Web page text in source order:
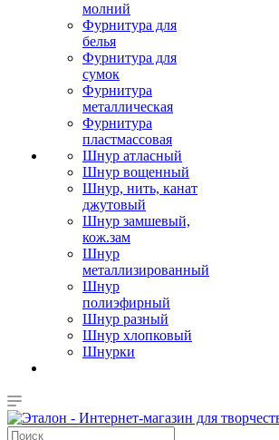
молний
Фурнитура для
белья
Фурнитура для
сумок
Фурнитура
металлическая
Фурнитура
пластмассовая
Шнур атласный
Шнур вощенный
Шнур, нить, канат
джутовый
Шнур замшевый,
кож.зам
Шнур
металлизированный
Шнур
полиэфирный
Шнур разный
Шнур хлопковый
Шнурки